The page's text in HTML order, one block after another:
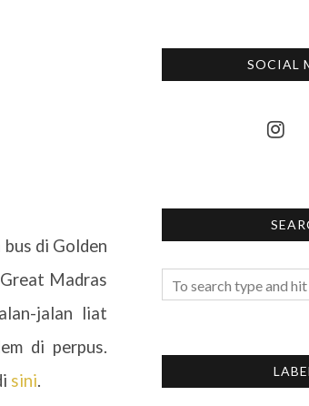
di Golden
Madras
jalan liat
di perpus.
sini.
SOCIAL